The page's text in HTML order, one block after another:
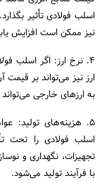
اسلب فولادی تأثیر
نیز ممکن است افزایش
4. نرخ ارز: اگر اسلب
ارز نیز می‌تواند بر
به ارزهای خارجی
5. هزینه‌های تولید:
اسلب فولادی را تحت
تجهیزات، نگهداری و
با فرآیند تولید می‌شود.